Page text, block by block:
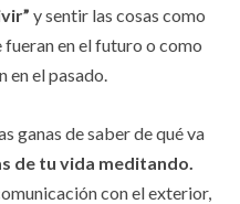
y sentir las cosas como
en el futuro o como
en el pasado.
ganas de saber de qué va
de tu vida meditando.
con el exterior,